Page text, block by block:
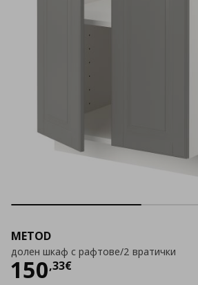
METOD
долен шкаф с рафтове/2 вратички
150,33€
Цена